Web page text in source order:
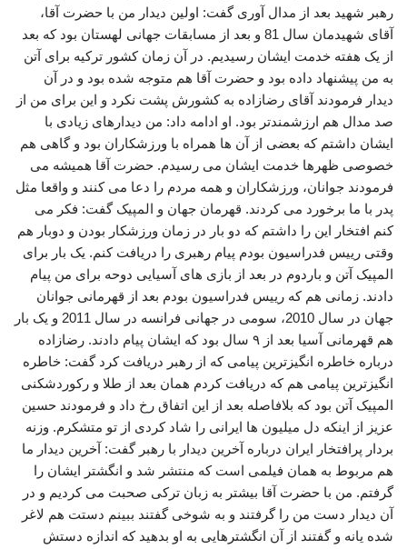
رهبر شهید بعد از مدال آوری گفت: اولین دیدار من با حضرت آقا،
آقای شهیدمان سال 81 و بعد از مسابقات جهانی لهستان بود که بعد
از یک هفته خدمت ایشان رسیدیم. در آن زمان کشور ترکیه برای آتن
به من پیشنهاد داده بود و حضرت آقا هم متوجه شده بود و در آن
دیدار فرمودند آقای رضازاده به کشورش پشت نکرد و این برای من از
صد مدال هم ارزشمندتر بود. او ادامه داد: من دیدارهای زیادی با
ایشان داشتم که بعضی از آن ها همراه با ورزشکاران بود و گاهی هم
خصوصی ظهرها خدمت ایشان می رسیدم. حضرت آقا همیشه می
فرمودند جوانان، ورزشکاران و همه مردم را دعا می کنند و واقعا مثل
پدر با ما برخورد می کردند. قهرمان جهان و المپیک گفت: فکر می
کنم افتخار این را داشتم که دو بار در زمان ورزشکار بودن و دوبار هم
وقتی رییس فدراسیون بودم پیام رهبری را دریافت کنم. یک بار برای
المپیک آتن و باردوم در بعد از بازی های آسیایی دوحه برای من پیام
دادند. زمانی هم که رییس فدراسیون بودم بعد از قهرمانی جوانان
جهان در سال 2010، سومی در جهانی فرانسه در سال 2011 و یک بار
هم قهرمانی آسیا بعد از ۹ سال بود که ایشان پیام دادند. رضازاده
درباره خاطره انگیزترین پیامی که از رهبر دریافت کرد گفت: خاطره
انگیزترین پیامی هم که دریافت کردم همان بعد از طلا و رکوردشکنی
المپیک آتن بود که بلافاصله بعد از این اتفاق رخ داد و فرمودند حسین
عزیز از اینکه دل میلیون ها ایرانی را شاد کردی از تو متشکرم. وزنه
بردار پرافتخار ایران درباره آخرین دیدار با رهبر گفت: آخرین دیدار ما
هم مربوط به همان فیلمی است که منتشر شد و انگشتر ایشان را
گرفتم. من با حضرت آقا بیشتر به زبان ترکی صحبت می کردیم و در
آن دیدار دست من را گرفتند و به شوخی گفتند ببینم دستت هم لاغر
شده یانه و گفتند از آن انگشترهایی به او بدهید که اندازه دستش